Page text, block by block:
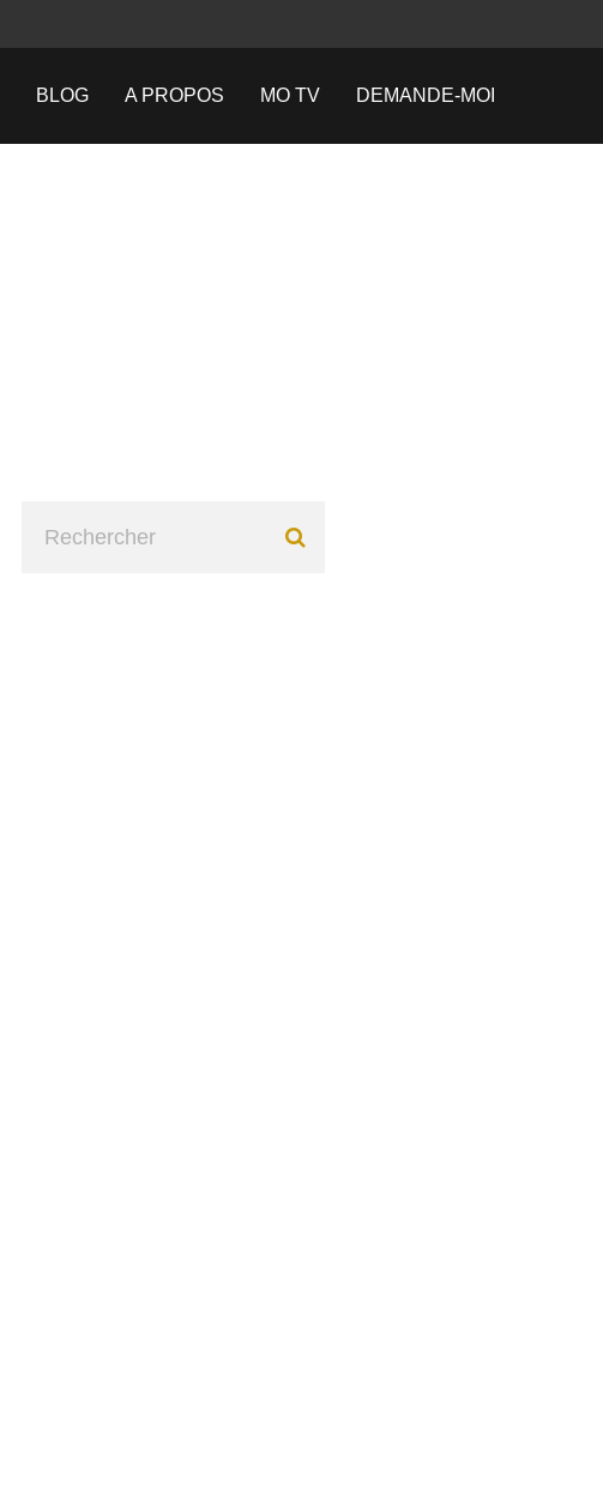
BLOG A PROPOS MO TV DEMANDE-MOI